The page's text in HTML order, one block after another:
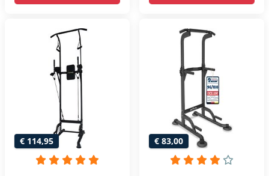
home gym -
215x111x142
€ 114,95 € 83,00